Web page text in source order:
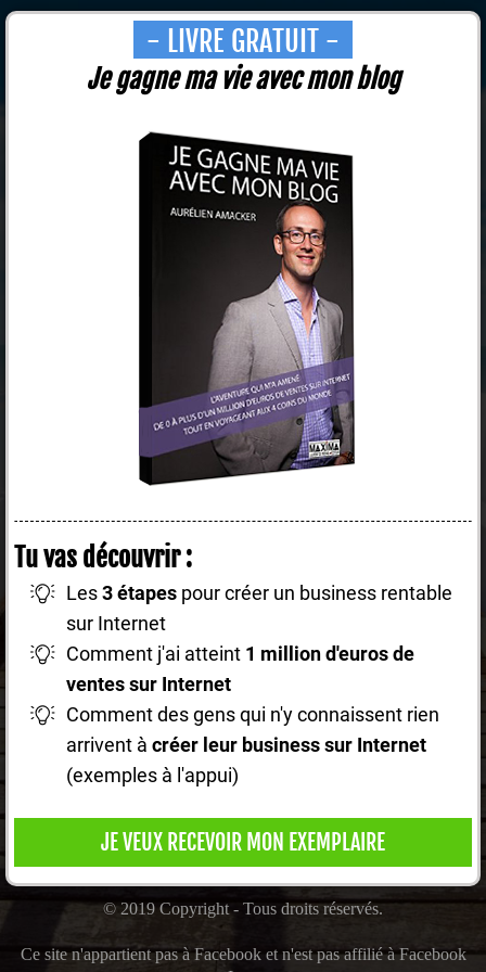
- LIVRE GRATUIT -
Je gagne ma vie avec mon blog
Tu vas découvrir :
Les3 étapespour créer un business rentable
sur Internet
Comment j'ai atteint 1 million d'euros de
ventes sur Internet
Comment des gens qui n'y connaissent rien
arrivent à créer leur business sur Internet
(exemples à l'appui)
JE VEUX RECEVOIR MON EXEMPLAIRE
© 2019 Copyright - Tous droits réservés.
Ce site n'appartient pas à Facebook et n'est pas affilié à Facebook